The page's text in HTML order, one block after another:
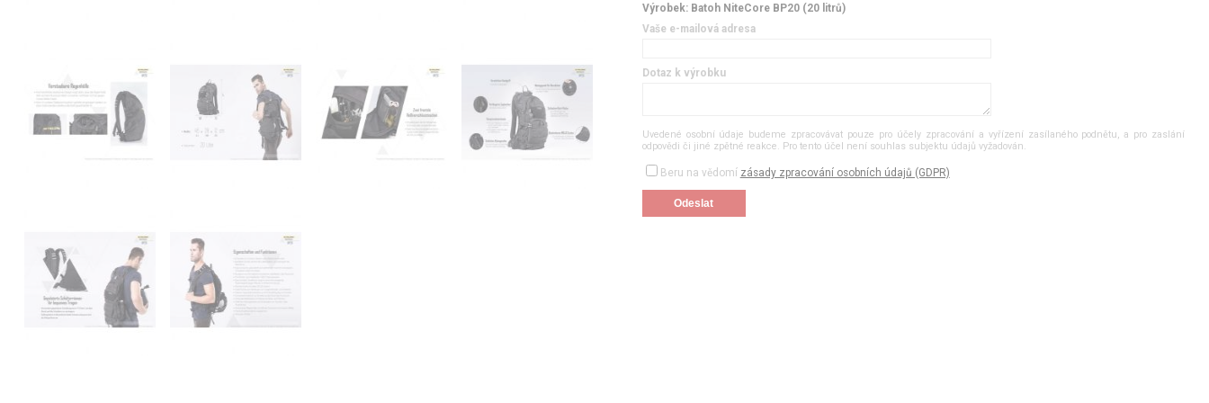
Výrobek: Batoh NiteCore BP20 (20 litrů)
Vaše e-mailová adresa
Dotaz k výrobku
Uvedené osobní údaje budeme zpracovávat pouze pro účely zpracování a vyřízení zasílaného podnětu, a pro zaslání
odpovědi či jiné zpětné reakce. Pro tento účel není souhlas subjektu údajů vyžadován.
Beru na vědomí zásady zpracování osobních údajů (GDPR)